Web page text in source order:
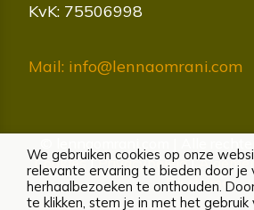
KvK: 75506998
Mail: info@lennaomrani.com
Cookies|Privacybeleid|
Disclaimer
We gebruiken cookies op onze
relevante ervaring te bieden door je
herhaalbezoeken te onthouden.
te klikken, stem je in met het gebruik